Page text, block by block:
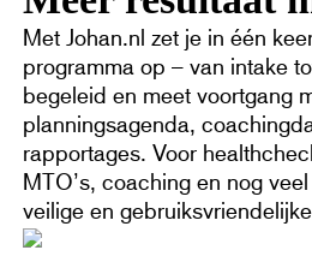
Met Johan.nl zet je in één
programma op – van intake
begeleid en meet voortgang
planningsagenda,
rapportages. Voor
MTO’s, coaching en nog
veilige en